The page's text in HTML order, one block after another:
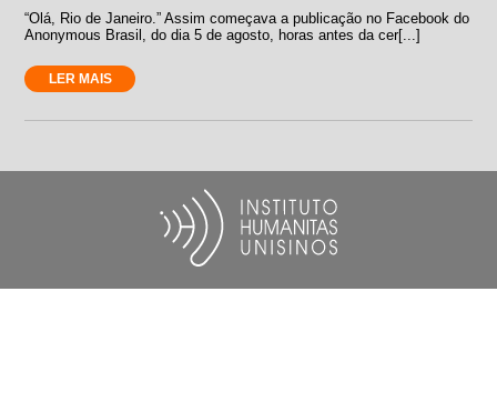
“Olá, Rio de Janeiro.” Assim começava a publicação no Facebook do
Anonymous Brasil, do dia 5 de agosto, horas antes da cer[...]
LER MAIS